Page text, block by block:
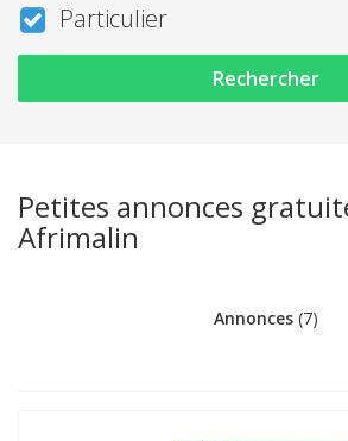
Particulier
Rechercher
Petites annonces
Afrimalin
Annonces (7)